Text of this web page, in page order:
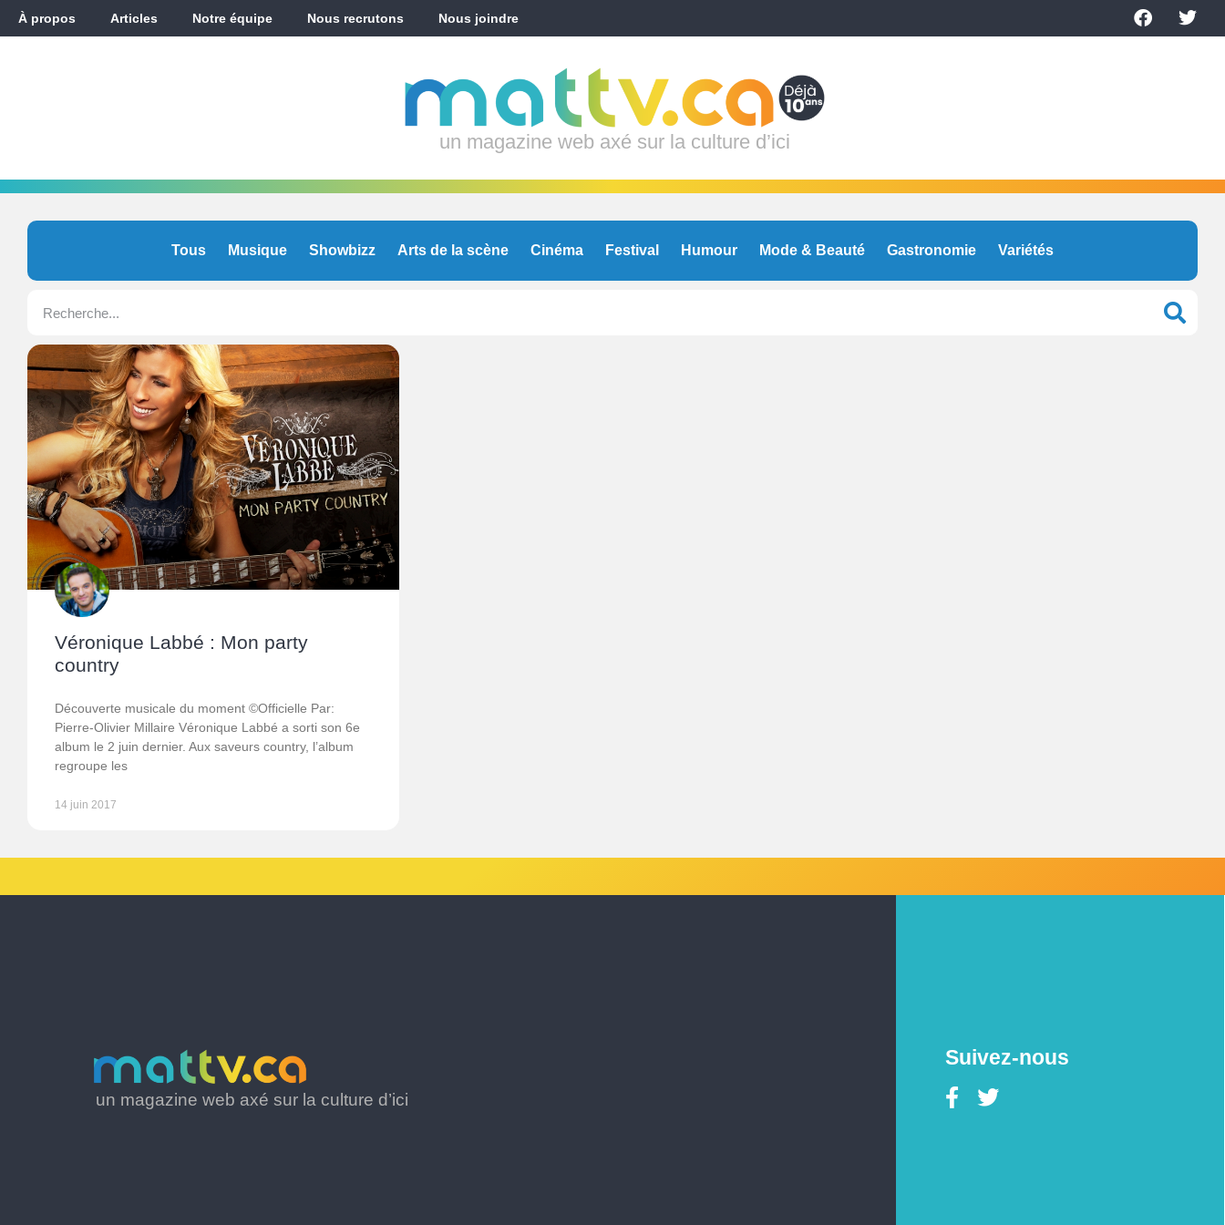
À propos Articles Notre équipe Nous recrutons Nous joindre
un magazine web axé sur la culture d’ici
Tous Musique Showbizz Arts de la scène Cinéma Festival Humour Mode & Beauté Gastronomie Variétés
Véronique Labbé : Mon party
country
Découverte musicale du moment ©Officielle Par:
Pierre-Olivier Millaire Véronique Labbé a sorti son 6e
album le 2 juin dernier. Aux saveurs country, l’album
regroupe les
14 juin 2017
un magazine web axé sur la culture d’ici
Suivez-nous